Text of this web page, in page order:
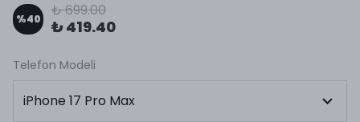
%40 ₺ 699.00
₺ 419.40
Telefon Modeli